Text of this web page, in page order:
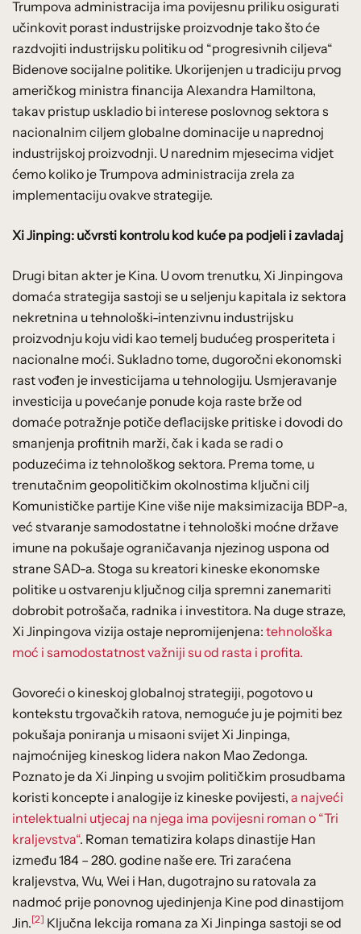
Trumpova administracija ima povijesnu priliku osigurati
učinkovit porast industrijske proizvodnje tako što će
razdvojiti industrijsku politiku od “progresivnih ciljeva“
Bidenove socijalne politike. Ukorijenjen u tradiciju prvog
američkog ministra financija Alexandra Hamiltona,
takav pristup uskladio bi interese poslovnog sektora s
nacionalnim ciljem globalne dominacije u naprednoj
industrijskoj proizvodnji. U narednim mjesecima vidjet
ćemo koliko je Trumpova administracija zrela za
implementaciju ovakve strategije.
Xi Jinping: učvrsti kontrolu kod kuće pa podjeli i zavladaj
Drugi bitan akter je Kina. U ovom trenutku, Xi Jinpingova
domaća strategija sastoji se u seljenju kapitala iz sektora
nekretnina u tehnološki-intenzivnu industrijsku
proizvodnju koju vidi kao temelj budućeg prosperiteta i
nacionalne moći. Sukladno tome, dugoročni ekonomski
rast vođen je investicijama u tehnologiju. Usmjeravanje
investicija u povećanje ponude koja raste brže od
domaće potražnje potiče deflacijske pritiske i dovodi do
smanjenja profitnih marži, čak i kada se radi o
poduzećima iz tehnološkog sektora. Prema tome, u
trenutačnim geopolitičkim okolnostima ključni cilj
Komunističke partije Kine više nije maksimizacija BDP-a,
već stvaranje samodostatne i tehnološki moćne države
imune na pokušaje ograničavanja njezinog uspona od
strane SAD-a. Stoga su kreatori kineske ekonomske
politike u ostvarenju ključnog cilja spremni zanemariti
dobrobit potrošača, radnika i investitora. Na duge straze,
Xi Jinpingova vizija ostaje nepromijenjena: tehnološka
moć i samodostatnost važniji su od rasta i profita.
Govoreći o kineskoj globalnoj strategiji, pogotovo u
kontekstu trgovačkih ratova, nemoguće ju je pojmiti bez
pokušaja poniranja u misaoni svijet Xi Jinpinga,
najmoćnijeg kineskog lidera nakon Mao Zedonga.
Poznato je da Xi Jinping u svojim političkim prosudbama
koristi koncepte i analogije iz kineske povijesti, a najveći
intelektualni utjecaj na njega ima povijesni roman o “Tri
kraljevstva“. Roman tematizira kolaps dinastije Han
između 184 – 280. godine naše ere. Tri zaraćena
kraljevstva, Wu, Wei i Han, dugotrajno su ratovala za
nadmoć prije ponovnog ujedinjenja Kine pod dinastijom
Jin.[2] Ključna lekcija romana za Xi Jinpinga sastoji se od